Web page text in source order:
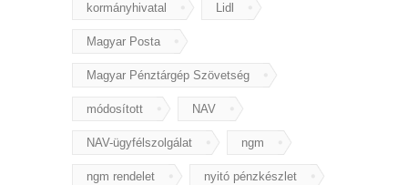
kormányhivatal Lidl
Magyar Posta
Magyar Pénztárgép Szövetség
módosított NAV
NAV-ügyfélszolgálat ngm
ngm rendelet nyitó pénzkészlet